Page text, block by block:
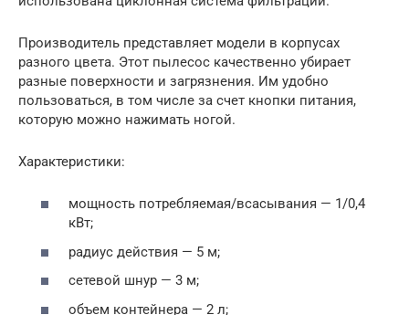
Производитель представляет модели в корпусах
разного цвета. Этот пылесос качественно убирает
разные поверхности и загрязнения. Им удобно
пользоваться, в том числе за счет кнопки питания,
которую можно нажимать ногой.
Характеристики:
мощность потребляемая/всасывания — 1/0,4
кВт;
радиус действия — 5 м;
сетевой шнур — 3 м;
объем контейнера — 2 л;